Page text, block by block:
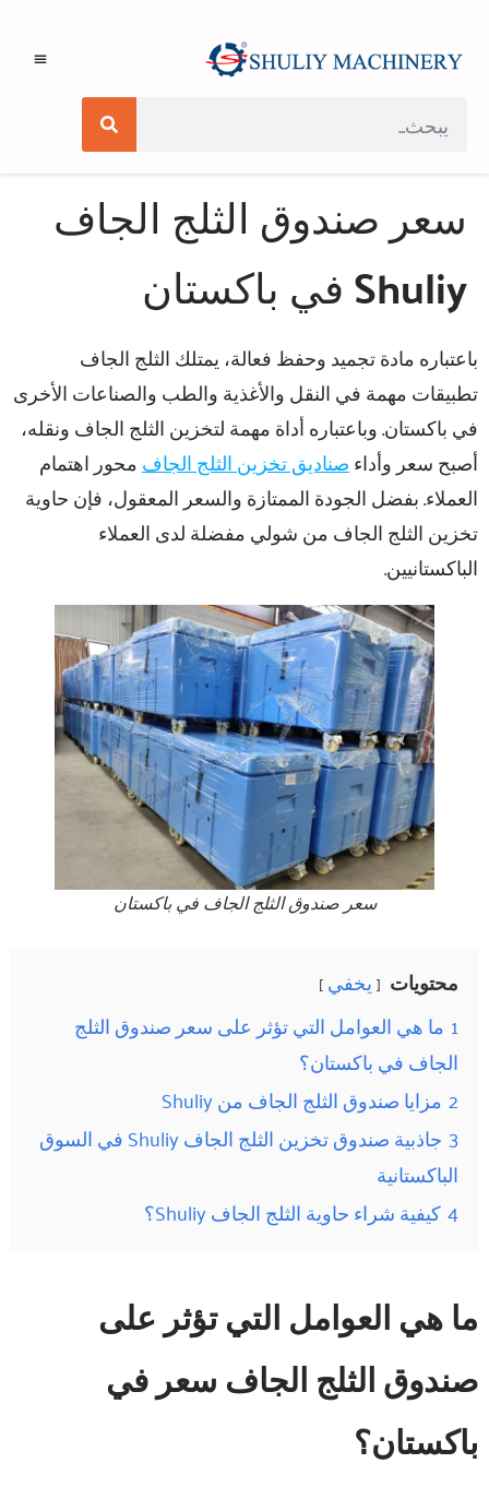
سعر صندوق الثلج الجاف
Shuliy في باكستان
باعتباره مادة تجميد وحفظ فعالة، يمتلك الثلج الجاف
تطبيقات مهمة في النقل والأغذية والطب والصناعات الأخرى
في باكستان. وباعتباره أداة مهمة لتخزين الثلج الجاف ونقله،
أصبح سعر وأداءصناديق تخزين الثلج الجافمحور اهتمام
العملاء. بفضل الجودة الممتازة والسعر المعقول، فإن حاوية
تخزين الثلج الجاف من شولي مفضلة لدى العملاء
الباكستانيين.
سعر صندوق الثلج الجاف في باكستان
محتويات يخفي
1 ما هي العوامل التي تؤثر على سعر صندوق الثلج
الجاف في باكستان؟
2 مزايا صندوق الثلج الجاف من Shuliy
3
جاذبية صندوق تخزين الثلج الجاف Shuliy في السوق
الباكستانية
4كيفية شراء حاوية الثلج الجاف Shuliy؟
ما هي العوامل التي تؤثر على
صندوق الثلج الجافسعرفي
باكستان؟